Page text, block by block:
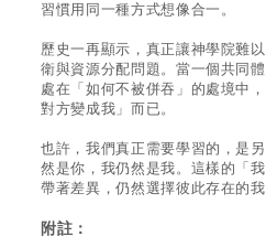
習慣用同一種方式想像合一。
歷史一再顯示，真正讓神學院難
衛與資源分配問題。當一個共同
處在「如何不被併吞」的處境中
對方變成我」而已。
也許，我們真正需要學習的，是
然是你，我仍然是我。這樣的「
帶著差異，仍然選擇彼此存在的
附註：